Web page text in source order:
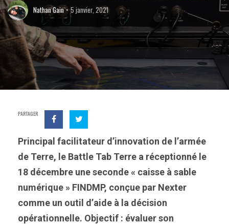
Nathan Gain 5 janvier, 2021
PARTAGER
Principal facilitateur d’innovation de l’armée
de Terre, le Battle Tab Terre a réceptionné le
18 décembre une seconde « caisse à sable
numérique » FINDMP, conçue par Nexter
comme un outil d’aide à la décision
opérationnelle. Objectif : évaluer son